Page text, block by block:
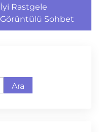
İyi Rastgele
Görüntülü Sohbet
Ara